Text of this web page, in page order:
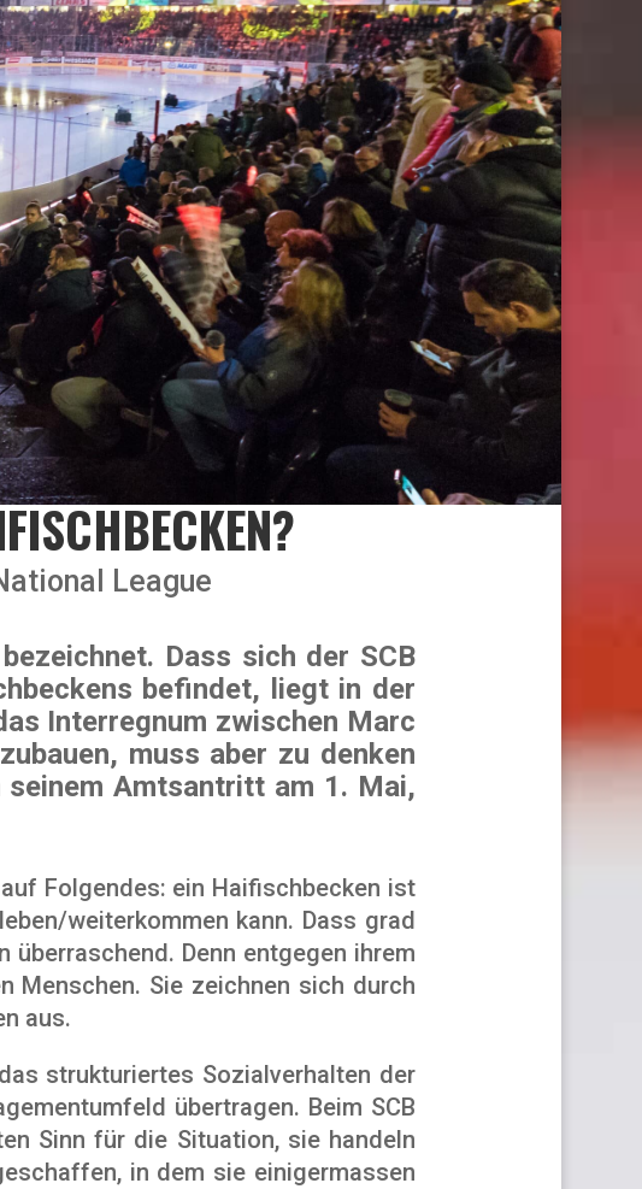
League
Dass sich der SCB
befindet, liegt in der
Interregnum zwischen Marc
muss aber zu denken
seinem Amtsantritt am 1. Mai,
Folgendes: ein Haifischbecken ist
weiterkommen kann. Dass grad
Denn entgegen ihrem
Menschen. Sie zeichnen sich durch
aus.
strukturiertes Sozialverhalten der
übertragen. Beim SCB
Sinn für die Situation, sie handeln
in dem sie einigermassen